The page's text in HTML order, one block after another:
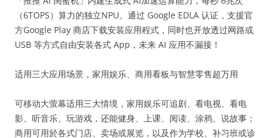
（6TOPS）算力的独立NPU。通过 Google EDLA 认证，支援官
方Google Play 商店下载安装应用程式，同时也开放透过网路或
USB 等方式自由安装各式 App，未来 AI 应用不漏接！
适用三大应用场景，家用娱乐、商用看板与智慧零售超万用
可移动大萤幕适用三大情境，家用娱乐可追剧、看电视、看电
影、听音乐、玩游戏，还能健身、上课、阅读、涂鸦、说故事；
商用可用於各式门店、卖场或展览，以及作为学校、补习班或诊